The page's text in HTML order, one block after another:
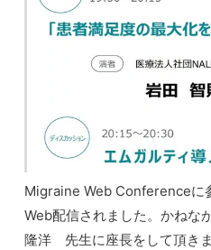
Migraine Web Conferenceに
Web配信されました。かね
隆洋 先生に座長をして頂き